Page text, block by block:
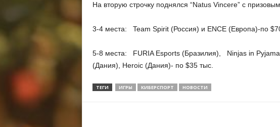
На вторую строчку поднялся “Natus Vincere” с
3-4 места: Team Spirit (Россия) и ENCE (Европа)-по
5-8 места: FURIA Esports (Бразилия), Ninjas in
(Дания), Heroic (Дания)- по $35 тыс.
ТЕГИ ИГРЫ КИБЕРСПОРТ НОВОСТИ